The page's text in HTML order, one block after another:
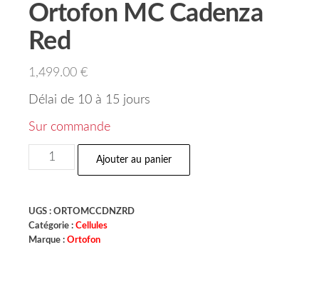
Ortofon MC Cadenza
Red
1,499.00 €
Délai de 10 à 15 jours
Sur commande
Ajouter au panier
UGS : ORTOMCCDNZRD
Catégorie : Cellules
Marque : Ortofon